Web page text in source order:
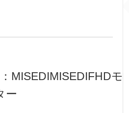
MISEDIMISEDIFHDモ
ー